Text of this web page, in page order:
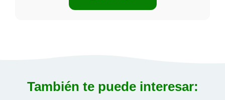
También te puede interesar: